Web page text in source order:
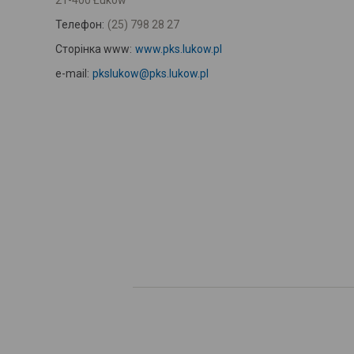
Телефон: (25) 798 28 27
Сторінка www: www.pks.lukow.pl
e-mail: pkslukow@pks.lukow.pl